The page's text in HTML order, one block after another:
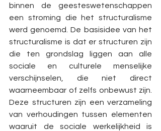
binnen de geesteswetenschappen
een stroming die het structuralisme
werd genoemd. De basisidee van het
structuralisme is dat er structuren zijn
die ten grondslag liggen aan alle
sociale en culturele menselijke
verschijnselen, die niet direct
waarneembaar of zelfs onbewust zijn.
Deze structuren zijn een verzameling
van verhoudingen tussen elementen
waaruit de sociale werkelijkheid is